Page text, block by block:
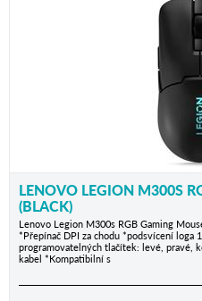
LENOVO LEGION M300S
(BLACK)
Lenovo Legion M300s RGB Gaming
*Přepínač DPI za chodu *podsvícení loga
programovatelných tlačítek: levé, pravé,
kabel *Kompatibilní s